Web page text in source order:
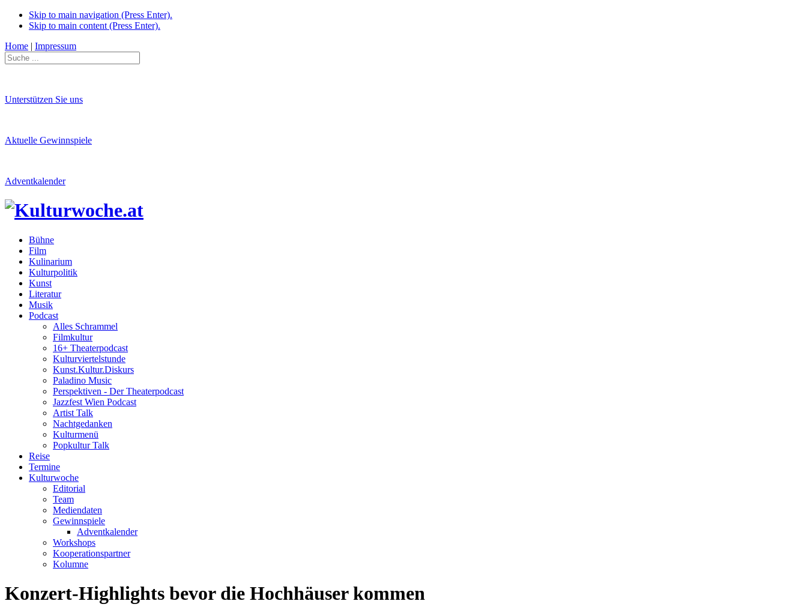
Skip to main navigation (Press Enter).
Skip to main content (Press Enter).
Home | Impressum
Unterstützen Sie uns
Aktuelle Gewinnspiele
Adventkalender
Bühne
Film
Kulinarium
Kulturpolitik
Kunst
Literatur
Musik
Podcast
Alles Schrammel
Filmkultur
16+ Theaterpodcast
Kulturviertelstunde
Kunst.Kultur.Diskurs
Paladino Music
Perspektiven - Der Theaterpodcast
Jazzfest Wien Podcast
Artist Talk
Nachtgedanken
Kulturmenü
Popkultur Talk
Reise
Termine
Kulturwoche
Editorial
Team
Mediendaten
Gewinnspiele
Adventkalender
Workshops
Kooperationspartner
Kolumne
Konzert-Highlights bevor die Hochhäuser kommen